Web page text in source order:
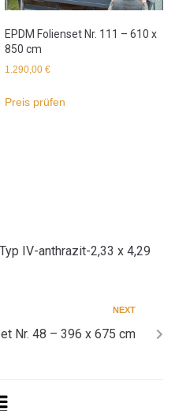
EPDM Folienset Nr. 111 – 610 x
850 cm
1.290,00€
Preis prüfen
IV-anthrazit-2,33 x 4,29
NEXT
Nr. 48 – 396 x 675 cm